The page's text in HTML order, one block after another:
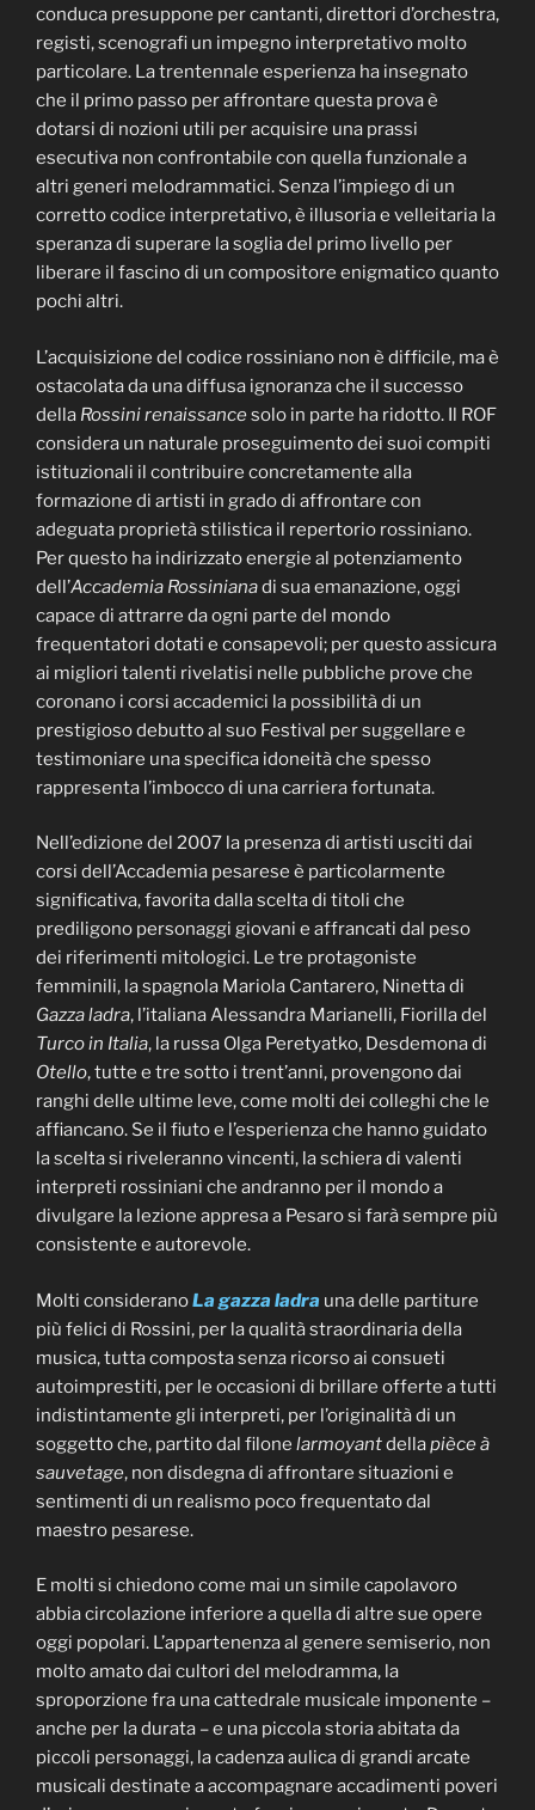
conduca presuppone per cantanti, direttori d’orchestra,
registi, scenografi un impegno interpretativo molto
particolare. La trentennale esperienza ha insegnato
che il primo passo per affrontare questa prova è
dotarsi di nozioni utili per acquisire una prassi
esecutiva non confrontabile con quella funzionale a
altri generi melodrammatici. Senza l’impiego di un
corretto codice interpretativo, è illusoria e velleitaria la
speranza di superare la soglia del primo livello per
liberare il fascino di un compositore enigmatico quanto
pochi altri.
L’acquisizione del codice rossiniano non è difficile, ma è
ostacolata da una diffusa ignoranza che il successo
della Rossini renaissancesolo in parte ha ridotto. Il ROF
considera un naturale proseguimento dei suoi compiti
istituzionali il contribuire concretamente alla
formazione di artisti in grado di affrontare con
adeguata proprietà stilistica il repertorio rossiniano.
Per questo ha indirizzato energie al potenziamento
dell’Accademia Rossinianadi sua emanazione, oggi
capace di attrarre da ogni parte del mondo
frequentatori dotati e consapevoli; per questo assicura
ai migliori talenti rivelatisi nelle pubbliche prove che
coronano i corsi accademici la possibilità di un
prestigioso debutto al suo Festival per suggellare e
testimoniare una specifica idoneità che spesso
rappresenta l’imbocco di una carriera fortunata.
Nell’edizione del 2007 la presenza di artisti usciti dai
corsi dell’Accademia pesarese è particolarmente
significativa, favorita dalla scelta di titoli che
prediligono personaggi giovani e affrancati dal peso
dei riferimenti mitologici. Le tre protagoniste
femminili, la spagnola Mariola Cantarero, Ninetta di
Gazza ladra, l’italiana Alessandra Marianelli, Fiorilla del
Turco in Italia, la russa Olga Peretyatko, Desdemona di
Otello, tutte e tre sotto i trent’anni, provengono dai
ranghi delle ultime leve, come molti dei colleghi che le
affiancano. Se il fiuto e l’esperienza che hanno guidato
la scelta si riveleranno vincenti, la schiera di valenti
interpreti rossiniani che andranno per il mondo a
divulgare la lezione appresa a Pesaro si farà sempre più
consistente e autorevole.
Molti consideranoLa gazza ladra una delle partiture
più felici di Rossini, per la qualità straordinaria della
musica, tutta composta senza ricorso ai consueti
autoimprestiti, per le occasioni di brillare offerte a tutti
indistintamente gli interpreti, per l’originalità di un
soggetto che, partito dal filone larmoyantdellapièce à
sauvetage, non disdegna di affrontare situazioni e
sentimenti di un realismo poco frequentato dal
maestro pesarese.
E molti si chiedono come mai un simile capolavoro
abbia circolazione inferiore a quella di altre sue opere
oggi popolari. L’appartenenza al genere semiserio, non
molto amato dai cultori del melodramma, la
sproporzione fra una cattedrale musicale imponente –
anche per la durata – e una piccola storia abitata da
piccoli personaggi, la cadenza aulica di grandi arcate
musicali destinate a accompagnare accadimenti poveri